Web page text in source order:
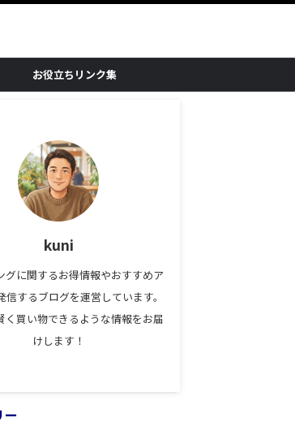
お役立ちリンク集
kuni
グに関するお得情報やおすすめア
信するブログを運営しています。
く買い物できるような情報をお届
けします！
ー